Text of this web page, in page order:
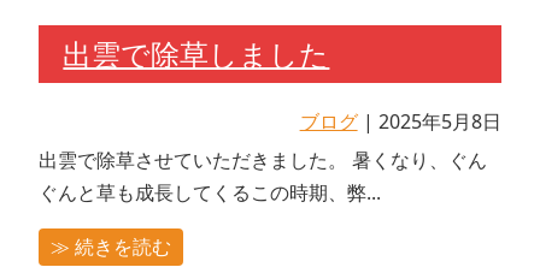
出雲で除草しました
ブログ| 2025年5月8日
出雲で除草させていただきました。 暑くなり、ぐん
ぐんと草も成長してくるこの時期、弊...
≫ 続きを読む